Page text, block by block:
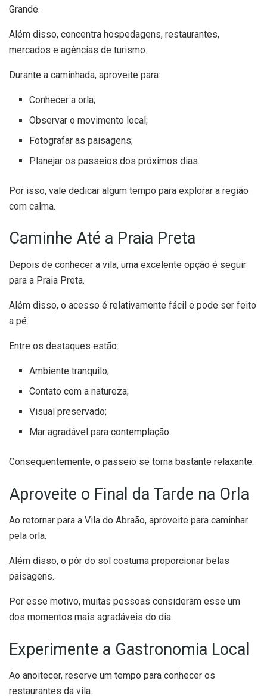
Grande.
Além disso, concentra hospedagens, restaurantes,
mercados e agências de turismo.
Durante a caminhada, aproveite para:
Conhecer a orla;
Observar o movimento local;
Fotografar as paisagens;
Planejar os passeios dos próximos dias.
Por isso, vale dedicar algum tempo para explorar a região
com calma.
Caminhe Até a Praia Preta
Depois de conhecer a vila, uma excelente opção é seguir
para a Praia Preta.
Além disso, o acesso é relativamente fácil e pode ser feito
a pé.
Entre os destaques estão:
Ambiente tranquilo;
Contato com a natureza;
Visual preservado;
Mar agradável para contemplação.
Consequentemente, o passeio se torna bastante relaxante.
Aproveite o Final da Tarde na Orla
Ao retornar para a Vila do Abraão, aproveite para caminhar
pela orla.
Além disso, o pôr do sol costuma proporcionar belas
paisagens.
Por esse motivo, muitas pessoas consideram esse um
dos momentos mais agradáveis do dia.
Experimente a Gastronomia Local
Ao anoitecer, reserve um tempo para conhecer os
restaurantes da vila.